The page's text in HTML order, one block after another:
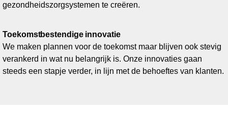
gezondheidszorgsystemen te creëren.
Toekomstbestendige innovatie
We maken plannen voor de toekomst maar blijven ook stevig
verankerd in wat nu belangrijk is. Onze innovaties gaan
steeds een stapje verder, in lijn met de behoeftes van klanten.